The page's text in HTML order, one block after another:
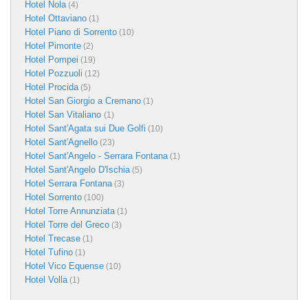
Hotel Nola(4)
Hotel Ottaviano (1)
Hotel Piano di Sorrento (10)
Hotel Pimonte (2)
Hotel Pompei (19)
Hotel Pozzuoli (12)
Hotel Procida(5)
Hotel San Giorgio a Cremano (1)
Hotel San Vitaliano (1)
Hotel Sant'Agata sui Due Golfi (10)
Hotel Sant'Agnello (23)
Hotel Sant'Angelo - Serrara Fontana(1)
Hotel Sant'Angelo D'Ischia(5)
Hotel Serrara Fontana(3)
Hotel Sorrento (100)
Hotel Torre Annunziata(1)
Hotel Torre del Greco (3)
Hotel Trecase (1)
Hotel Tufino (1)
Hotel Vico Equense (10)
Hotel Volla(1)